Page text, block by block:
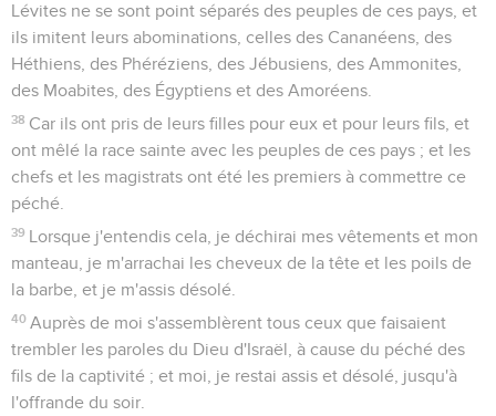
Lévites ne se sont point séparés des peuples de ces pays, et
ils imitent leurs abominations, celles des Cananéens, des
Héthiens, des Phéréziens, des Jébusiens, des Ammonites,
des Moabites, des Égyptiens et des Amoréens.
38 Car ils ont pris de leurs filles pour eux et pour leurs fils, et
ont mêlé la race sainte avec les peuples de ces pays ; et les
chefs et les magistrats ont été les premiers à commettre ce
péché.
39 Lorsque j'entendis cela, je déchirai mes vêtements et mon
manteau, je m'arrachai les cheveux de la tête et les poils de
la barbe, et je m'assis désolé.
40 Auprès de moi s'assemblèrent tous ceux que faisaient
trembler les paroles du Dieu d'Israël, à cause du péché des
fils de la captivité ; et moi, je restai assis et désolé, jusqu'à
l'offrande du soir.